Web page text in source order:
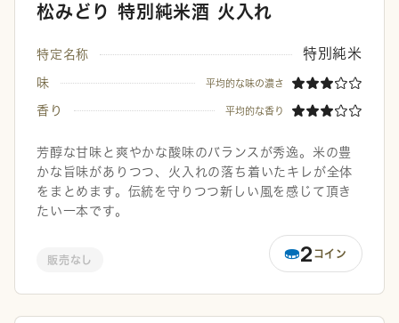
松みどり 特別純米酒 火入れ
特定名称 特別純米
味 平均的な味の濃さ
香り 平均的な香り
芳醇な甘味と爽やかな酸味のバランスが秀逸。米の豊
かな旨味がありつつ、火入れの落ち着いたキレが全体
をまとめます。伝統を守りつつ新しい風を感じて頂き
たい一本です。
販売なし 2 コイン